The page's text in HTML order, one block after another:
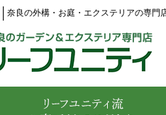
奈良の外構・お庭・エクステリアの専門